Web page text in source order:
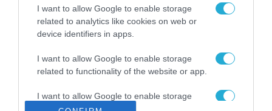
I want to allow Google to enable storage
related to analytics like cookies on web or
device identifiers in apps.
I want to allow Google to enable storage
related to functionality of the website or app.
I want to allow Google to enable storage
related to personalization.
Σ. Καλαφάτης: «Η
Τεχνητή Νοημοσύνη
δεν είναι απλώς μια
μια νέα βιομηχανική
επανάσταση»
Νέος οδηγός του ΕΚΤ
των ελληνικών